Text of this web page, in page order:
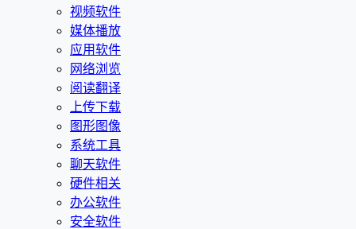
视频软件
媒体播放
应用软件
网络浏览
阅读翻译
上传下载
图形图像
系统工具
聊天软件
硬件相关
办公软件
安全软件